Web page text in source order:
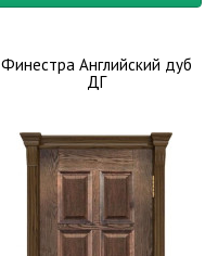
Финестра Английский дуб
ДГ